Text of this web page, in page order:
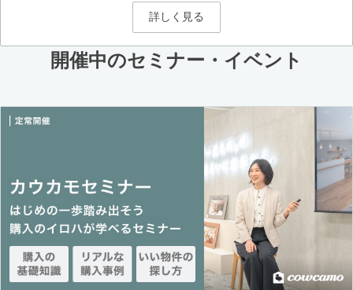
詳しく見る
開催中のセミナー・イベント